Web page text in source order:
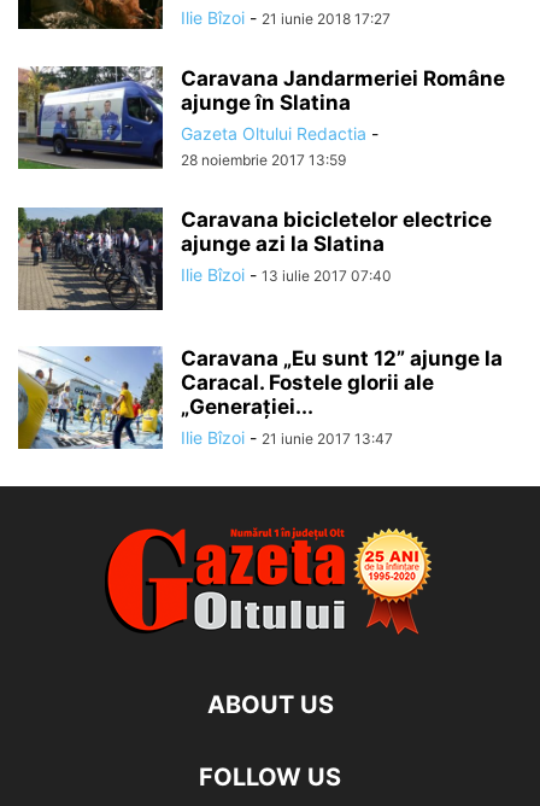
Ilie Bîzoi - 21 iunie 2018 17:27
Caravana Jandarmeriei Române
ajunge în Slatina
Gazeta Oltului Redactia -
28 noiembrie 2017 13:59
Caravana bicicletelor electrice
ajunge azi la Slatina
Ilie Bîzoi - 13 iulie 2017 07:40
Caravana „Eu sunt 12” ajunge la
Caracal. Fostele glorii ale
„Generaţiei...
Ilie Bîzoi - 21 iunie 2017 13:47
ABOUT US
FOLLOW US